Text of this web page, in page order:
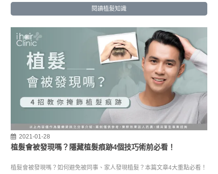
閱讀植髮知識
2021-01-28
植髮會被發現嗎？隱藏植髮痕跡4個技巧術前必看！
植髮會被發現嗎？如何避免被同事、家人發現植髮？本篇文章4大重點必看！